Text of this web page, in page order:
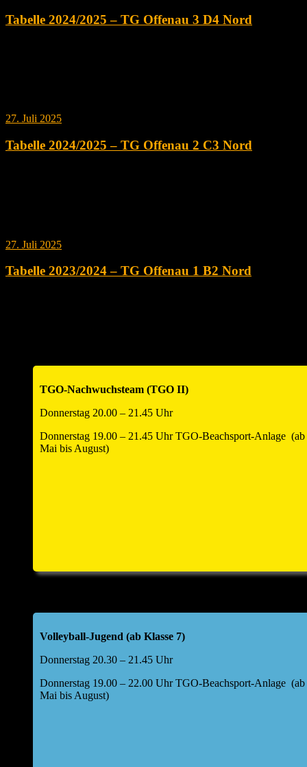
Tabelle 2024/2025 – TG Offenau 3 D4 Nord
27. Juli 2025
Tabelle 2024/2025 – TG Offenau 2 C3 Nord
27. Juli 2025
Tabelle 2023/2024 – TG Offenau 1 B2 Nord
TGO-Nachwuchsteam (TGO II)
Donnerstag 20.00 – 21.45 Uhr
Donnerstag 19.00 – 21.45 Uhr TGO-Beachsport-Anlage (ab
Mai bis August)
Volleyball-Jugend (ab Klasse 7)
Donnerstag 20.30 – 21.45 Uhr
Donnerstag 19.00 – 22.00 Uhr TGO-Beachsport-Anlage (ab
Mai bis August)